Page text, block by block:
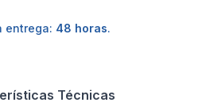
entrega: 48 horas.
Técnicas